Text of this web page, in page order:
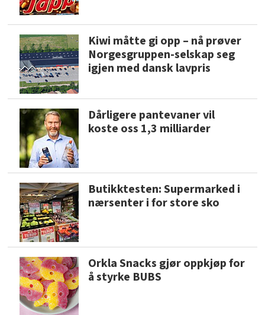
Kiwi måtte gi opp – nå prøver
Norgesgruppen-selskap seg
igjen med dansk lavpris
Dårligere pantevaner vil
koste oss 1,3 milliarder
Butikktesten: Supermarked i
nærsenter i for store sko
Orkla Snacks gjør oppkjøp for
å styrke BUBS